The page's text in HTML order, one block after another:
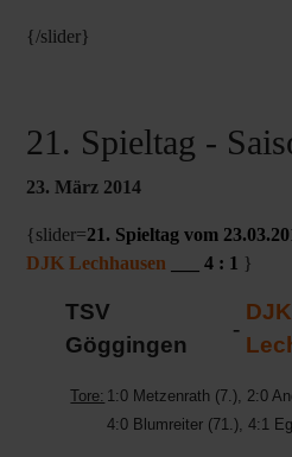
{/slider}
21. Spieltag -
23. März 2014
{slider=21. Spieltag vom
DJK Lechhausen ___ 4 : 1 }
TSV
Göggingen
-
DJK
Tore: 1:0 Metzenrath (7.), 2:0
4:0 Blumreiter (71.), 4:1